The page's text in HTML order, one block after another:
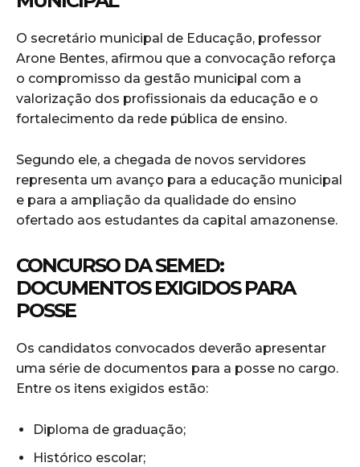
O secretário municipal de Educação, professor
Arone Bentes, afirmou que a convocação reforça
o compromisso da gestão municipal com a
valorização dos profissionais da educação e o
fortalecimento da rede pública de ensino.
Segundo ele, a chegada de novos servidores
representa um avanço para a educação municipal
e para a ampliação da qualidade do ensino
ofertado aos estudantes da capital amazonense.
CONCURSO DA SEMED:
DOCUMENTOS EXIGIDOS PARA
POSSE
Os candidatos convocados deverão apresentar
uma série de documentos para a posse no cargo.
Entre os itens exigidos estão:
Diploma de graduação;
Histórico escolar;